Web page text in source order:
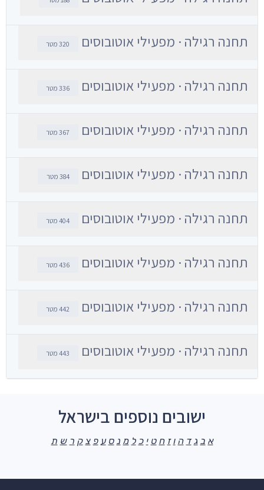
תחנה רגילה · מפעילי אוטובוסים 320 מטר
תחנה רגילה · מפעילי אוטובוסים 336 מטר
תחנה רגילה · מפעילי אוטובוסים 367 מטר
תחנה רגילה · מפעילי אוטובוסים 384 מטר
תחנה רגילה · מפעילי אוטובוסים 404 מטר
תחנה רגילה · מפעילי אוטובוסים 436 מטר
תחנה רגילה · מפעילי אוטובוסים 442 מטר
תחנה רגילה · מפעילי אוטובוסים 443 מטר
ישובים נוספים בישראל
א ב ג ד ה ו ז ח ט י כ ל מ נ ס ע פ צ ק ר ש ת